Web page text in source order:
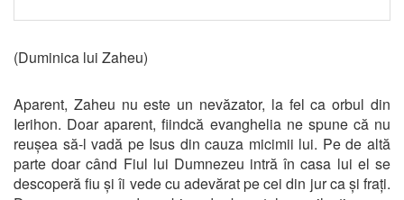
(Duminica lui Zaheu)
Aparent, Zaheu nu este un nevăzator, la fel ca orbul din
Ierihon. Doar aparent, fiindcă evanghelia ne spune că nu
reușea să-l vadă pe Isus din cauza micimii lui. Pe de altă
parte doar când Fiul lui Dumnezeu intră în casa lui el se
descoperă fiu și îi vede cu adevărat pe cei din jur ca și frați.